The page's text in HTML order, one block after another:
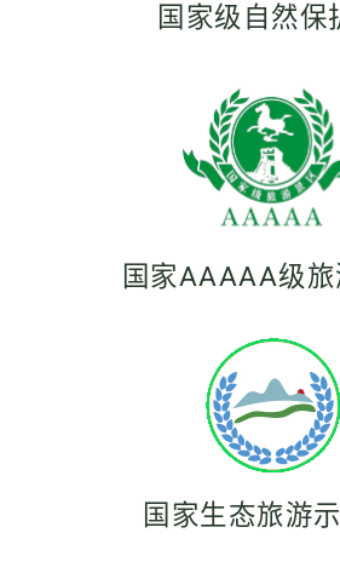
国家级自然保
国家AAAAA级旅
国家生态旅游